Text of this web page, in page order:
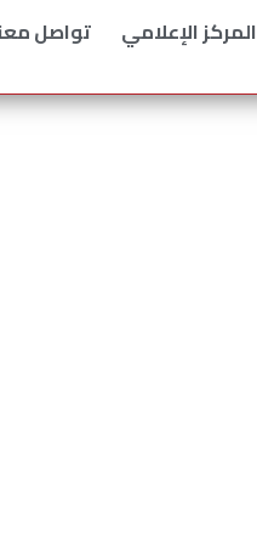
المركز الإعلامي تواصل